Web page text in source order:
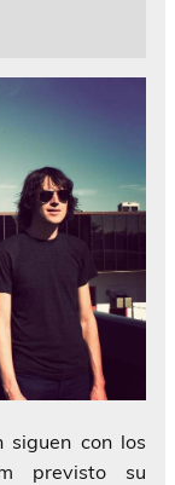
con los
previsto su